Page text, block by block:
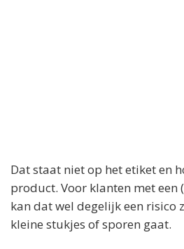
Dat staat niet op het etiket en
product. Voor klanten met een
kan dat wel degelijk een risico
kleine stukjes of sporen gaat.